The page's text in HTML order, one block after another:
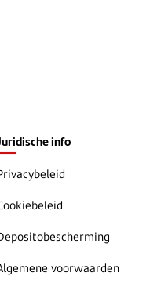
info
voorwaarden